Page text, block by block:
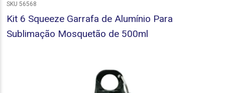
SKU 56568
Kit 6 Squeeze Garrafa de Alumínio Para
Sublimação Mosquetão de 500ml